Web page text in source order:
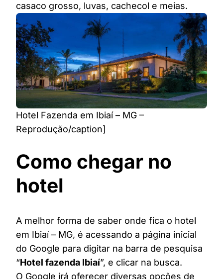
casaco grosso, luvas, cachecol e meias.
Hotel Fazenda em Ibiaí – MG –
Reprodução/caption]
Como chegar no
hotel
A melhor forma de saber onde fica o hotel
em Ibiaí – MG, é acessando a página inicial
do Google para digitar na barra de pesquisa
“Hotel fazenda Ibiaí”, e clicar na busca.
O Google irá oferecer diversas opções de